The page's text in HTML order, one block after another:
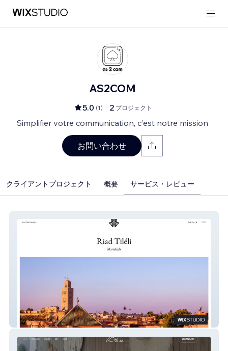
AS2COM
5.0 (1) 2 プロジェクト
Simplifier votre communication, c'est notre mission
お問い合わせ
クライアントプロジェクト 概要 サービス・レビュー
Riad Tiléli Marrakech